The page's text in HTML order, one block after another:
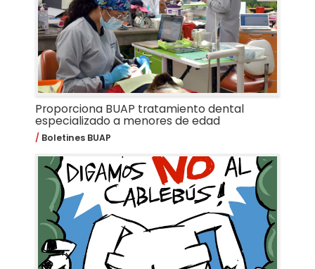
Proporciona BUAP tratamiento dental
especializado a menores de edad
Boletines BUAP